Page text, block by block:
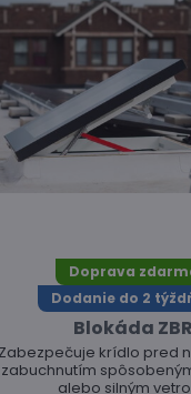
Doprava
Dodanie do 2
Blokáda ZBR
Zabezpečuje krídlo pred
zabuchnutím
alebo silným